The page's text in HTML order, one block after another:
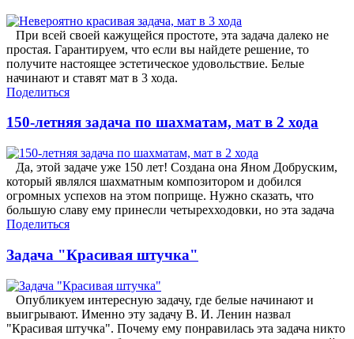
При всей своей кажущейся простоте, эта задача далеко не
простая. Гарантируем, что если вы найдете решение, то
получите настоящее эстетическое удовольствие. Белые
начинают и ставят мат в 3 хода.
Поделиться
150-летняя задача по шахматам, мат в 2 хода
Да, этой задаче уже 150 лет! Создана она Яном Добруским,
который являлся шахматным композитором и добился
огромных успехов на этом поприще. Нужно сказать, что
большую славу ему принесли четырехходовки, но эта задача
Поделиться
Задача "Красивая штучка"
Опубликуем интересную задачу, где белые начинают и
выигрывают. Именно эту задачу В. И. Ленин назвал
"Красивая штучка". Почему ему понравилась эта задача никто